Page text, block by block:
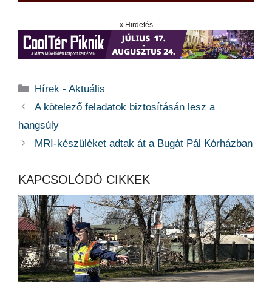
x Hirdetés
Kategória
Hírek - Aktuális
A kötelező feladatok biztosításán lesz a
hangsúly
MRI-készüléket adtak át a Bugát Pál Kórházban
KAPCSOLÓDÓ CIKKEK